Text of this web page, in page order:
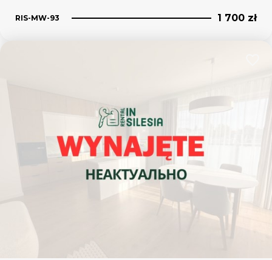
RIS-MW-93 1 700 zł